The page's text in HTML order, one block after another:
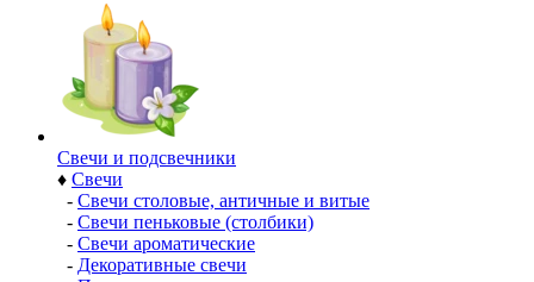
Свечи и подсвечники
♦ Свечи
- Свечи столовые, античные и витые
- Свечи пеньковые (столбики)
- Свечи ароматические
- Декоративные свечи